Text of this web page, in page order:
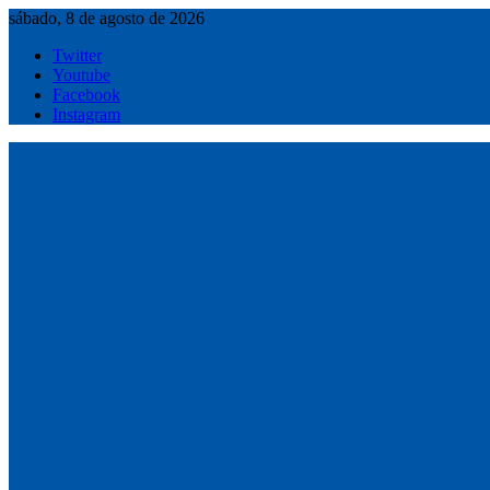
Saltar
contenido
sábado, 8 de agosto de 2026
Twitter
Youtube
Facebook
Instagram